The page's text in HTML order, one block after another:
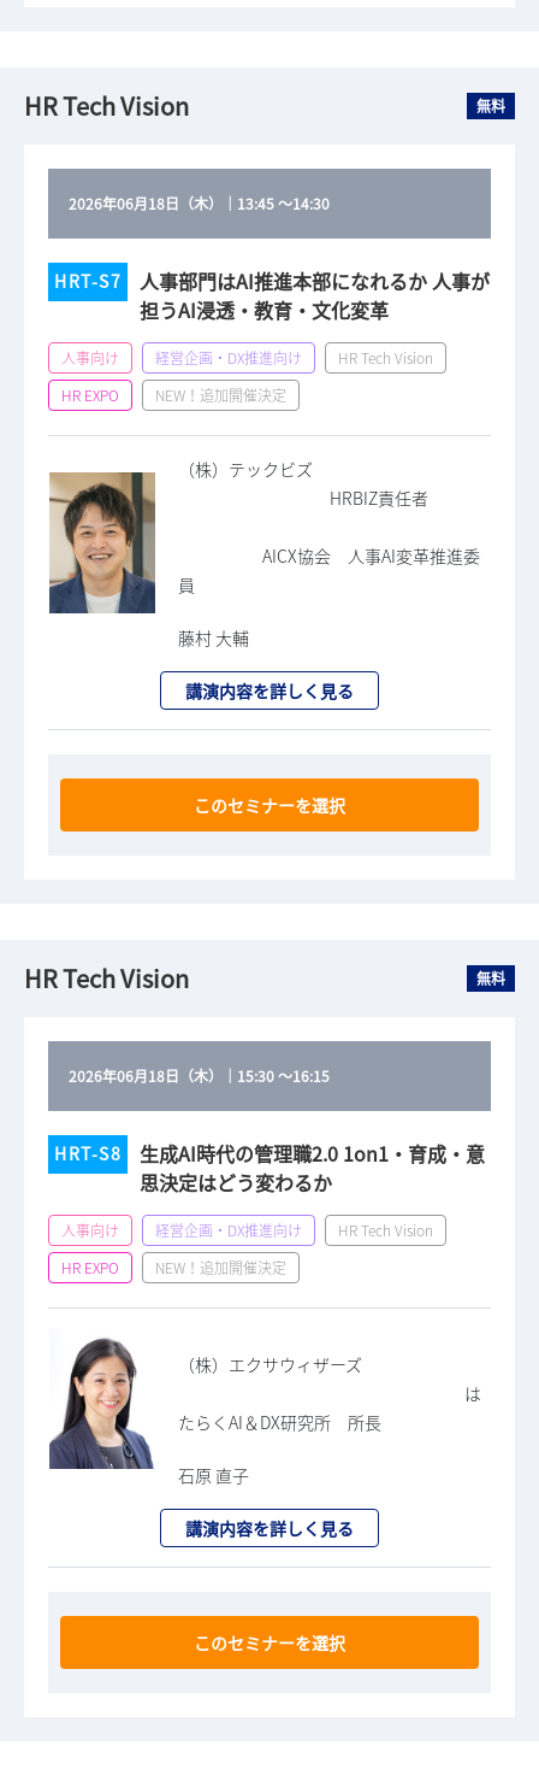
HR Tech Vision 無料
2026年06月18日（木） ｜ 13:45～14:30
HRT-S7
人事部門はAI推進本部になれるか 人事が
担うAI浸透・教育・文化変革
人事向け 経営企画・DX推進向け
HR Tech Vision
HR EXPO
NEW！追加開催決定
（株）テックビズ
HRBIZ責任者
AICX協会 人事AI変革推進委
員
藤村 大輔
講演内容を詳しく見る
このセミナーを選択
HR Tech Vision 無料
2026年06月18日（木） ｜ 15:30～16:15
HRT-S8
生成AI時代の管理職2.0 1on1・育成・意
思決定はどう変わるか
人事向け 経営企画・DX推進向け
HR Tech Vision
HR EXPO
NEW！追加開催決定
（株）エクサウィザーズ
は
たらくAI＆DX研究所 所長
石原 直子
講演内容を詳しく見る
このセミナーを選択